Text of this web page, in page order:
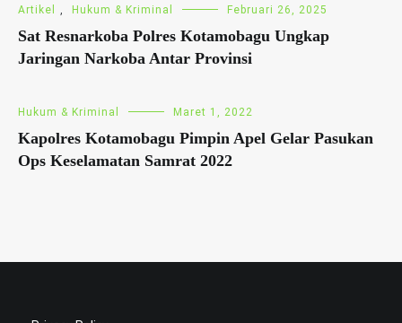
Artikel , Hukum & Kriminal Februari 26, 2025
Sat Resnarkoba Polres Kotamobagu Ungkap
Jaringan Narkoba Antar Provinsi
Hukum & Kriminal Maret 1, 2022
Kapolres Kotamobagu Pimpin Apel Gelar Pasukan
Ops Keselamatan Samrat 2022